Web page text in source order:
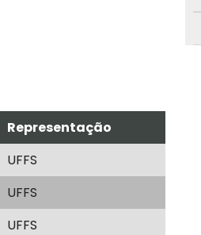
Representação
UFFS
UFFS
UFFS